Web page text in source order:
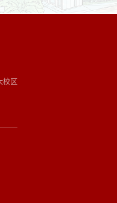
校区